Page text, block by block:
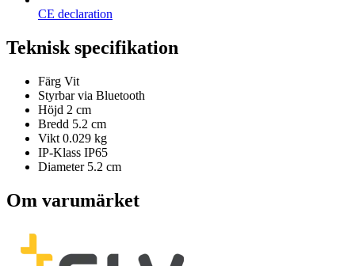
CE declaration
Teknisk specifikation
Färg Vit
Styrbar via Bluetooth
Höjd 2 cm
Bredd 5.2 cm
Vikt 0.029 kg
IP-Klass IP65
Diameter5.2 cm
Om varumärket